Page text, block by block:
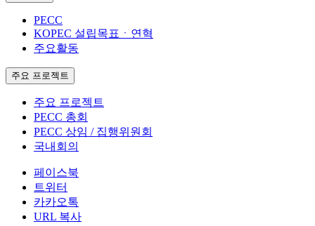
PECC
KOPEC 설립목표ㆍ연혁
주요활동
주요 프로젝트
주요 프로젝트
PECC 총회
PECC 상임 / 집행위원회
국내회의
페이스북
트위터
카카오톡
URL 복사